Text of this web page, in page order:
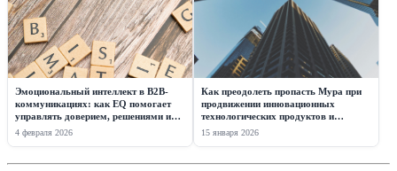
Эмоциональный интеллект в B2B-
коммуникациях: как EQ помогает
управлять доверием, решениями и
репутацией
4 февраля 2026
Как преодолеть пропасть Мура при
продвижении инновационных
технологических продуктов и
стартапов
15 января 2026